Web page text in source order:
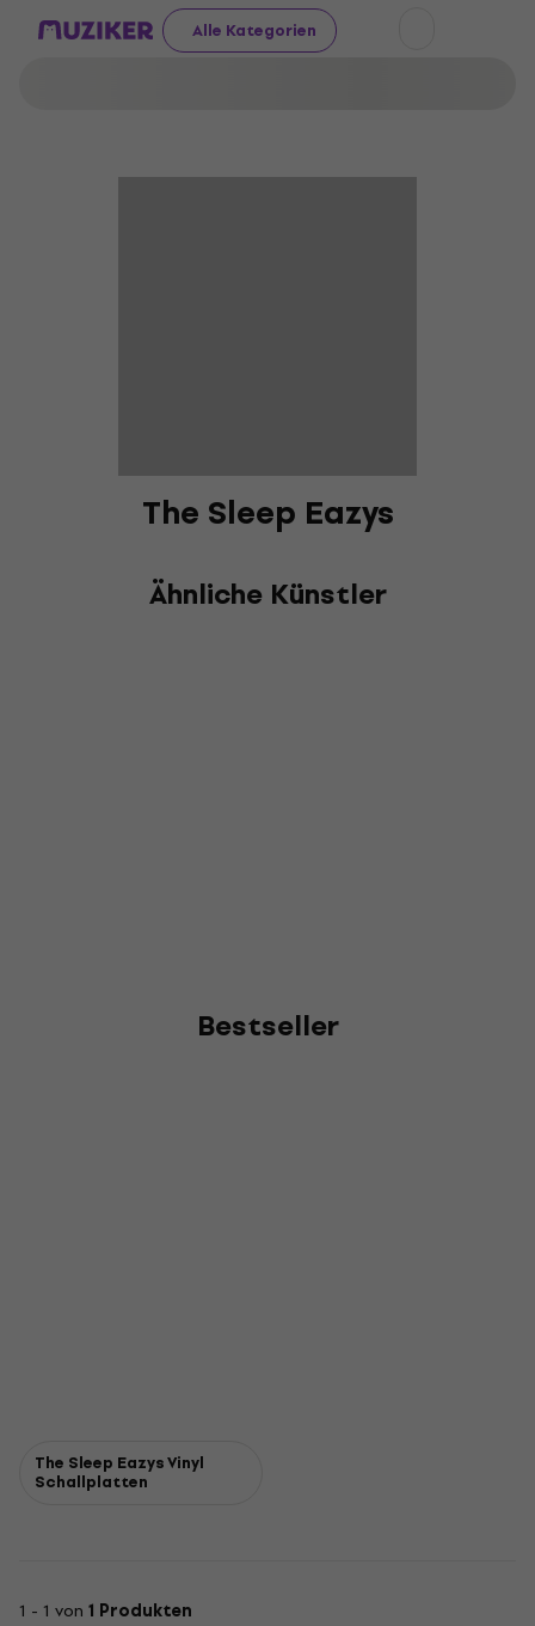
Alle Kategorien
The Sleep Eazys
Ähnliche Künstler
Bestseller
The Sleep Eazys Vinyl
Schallplatten
1 - 1 von 1 Produkten